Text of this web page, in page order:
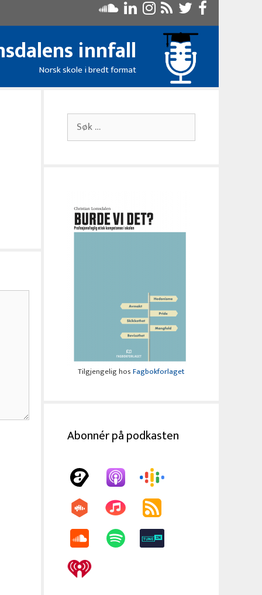
innfall
Norsk skole i bredt format
Søk
etter:
Tilgjengelig hosFagbokforlaget
Abonnér på podkasten